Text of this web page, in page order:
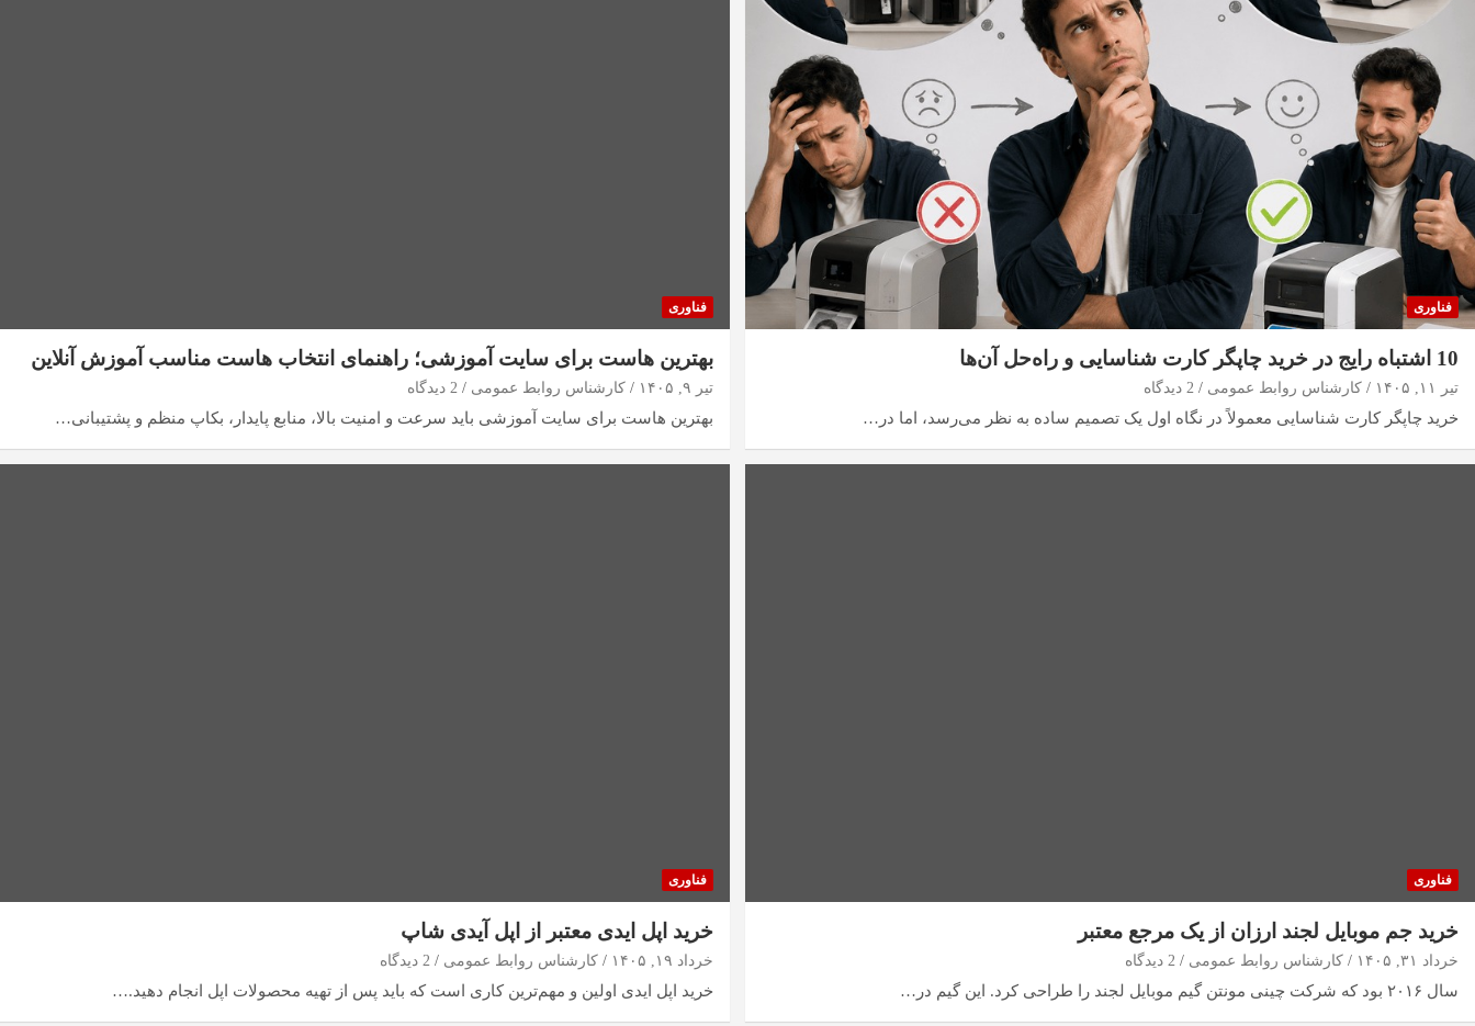
فناوری
10 اشتباه رایج در خرید چاپگر کارت شناسایی و راه‌حل آن‌ها
تیر ۱۱, ۱۴۰۵ کارشناس روابط عمومی 2 دیدگاه
خرید چاپگر کارت شناسایی معمولاً در نگاه اول یک تصمیم ساده به نظر می‌رسد، اما در…
فناوری
بهترین هاست برای سایت آموزشی؛ راهنمای انتخاب هاست مناسب آموزش آنلاین
تیر ۹, ۱۴۰۵ کارشناس روابط عمومی 2 دیدگاه
بهترین هاست برای سایت آموزشی باید سرعت و امنیت بالا، منابع پایدار، بکاپ منظم و پشتیبانی…
فناوری
خرید جم موبایل لجند ارزان از یک مرجع معتبر
خرداد ۳۱, ۱۴۰۵ کارشناس روابط عمومی 2 دیدگاه
سال ۲۰۱۶ بود که شرکت چینی مونتن گیم موبایل لجند را طراحی کرد. این گیم در…
فناوری
خرید اپل ایدی معتبر از اپل آیدی شاپ
خرداد ۱۹, ۱۴۰۵ کارشناس روابط عمومی 2 دیدگاه
خرید اپل ایدی اولین و مهم‌ترین کاری است که باید پس از تهیه محصولات اپل انجام دهید.…